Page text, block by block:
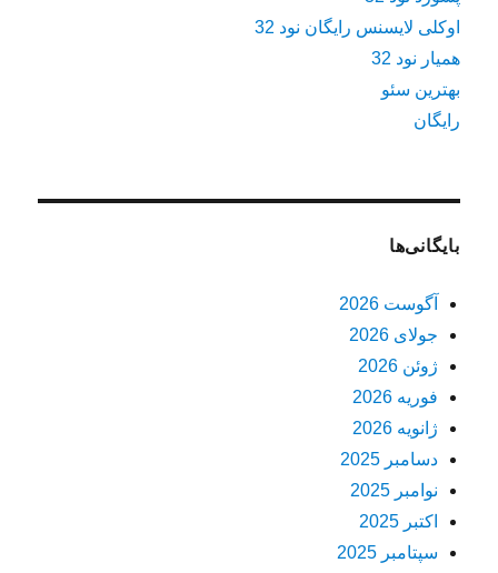
اوکلی لایسنس رایگان نود 32
همیار نود 32
بهترین سئو
رایگان
بایگانی‌ها
آگوست 2026
جولای 2026
ژوئن 2026
فوریه 2026
ژانویه 2026
دسامبر 2025
نوامبر 2025
اکتبر 2025
سپتامبر 2025